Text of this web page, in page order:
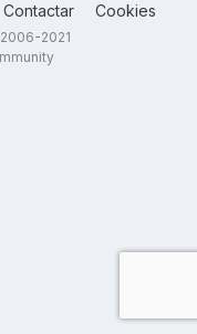
Contactar Cookies
2021